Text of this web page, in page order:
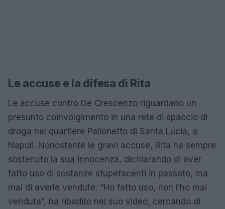
Le accuse e la difesa di Rita
Le accuse contro De Crescenzo riguardano un
presunto coinvolgimento in una rete di spaccio di
droga nel quartiere Pallonetto di Santa Lucia, a
Napoli. Nonostante le gravi accuse, Rita ha sempre
sostenuto la sua innocenza, dichiarando di aver
fatto uso di sostanze stupefacenti in passato, ma
mai di averle vendute. “Ho fatto uso, non l’ho mai
venduta”, ha ribadito nel suo video, cercando di